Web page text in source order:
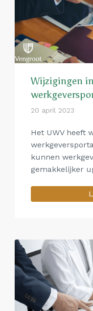
Wijzigingen
20 april 2023
Het UWV heeft
kunnen
gemakkelijker